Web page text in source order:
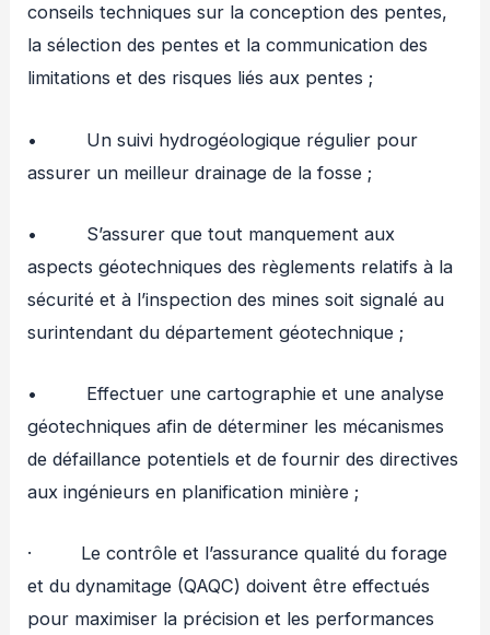
conseils techniques sur la conception des pentes,
la sélection des pentes et la communication des
limitations et des risques liés aux pentes ;
• Un suivi hydrogéologique régulier pour
assurer un meilleur drainage de la fosse ;
• S’assurer que tout manquement aux
aspects géotechniques des règlements relatifs à la
sécurité et à l’inspection des mines soit signalé au
surintendant du département géotechnique ;
• Effectuer une cartographie et une analyse
géotechniques afin de déterminer les mécanismes
de défaillance potentiels et de fournir des directives
aux ingénieurs en planification minière ;
· Le contrôle et l’assurance qualité du forage
et du dynamitage (QAQC) doivent être effectués
pour maximiser la précision et les performances